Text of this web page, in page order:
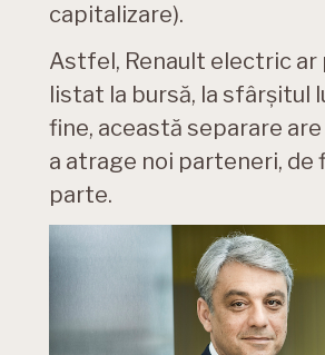
capitalizare).
Astfel, Renault electric ar
listat la bursă, la sfârșitul
fine, această separare
a atrage noi parteneri, de
parte.